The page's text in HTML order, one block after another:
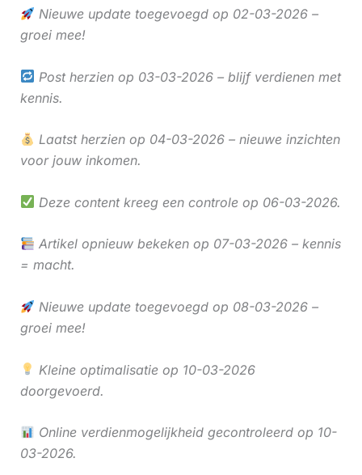
Nieuwe update toegevoegd op 02-03-2026 –
groei mee!
Post herzien op 03-03-2026 – blijf verdienen met
kennis.
Laatst herzien op 04-03-2026 – nieuwe inzichten
voor jouw inkomen.
Deze content kreeg een controle op 06-03-2026.
Artikel opnieuw bekeken op 07-03-2026 – kennis
= macht.
Nieuwe update toegevoegd op 08-03-2026 –
groei mee!
Kleine optimalisatie op 10-03-2026
doorgevoerd.
Online verdienmogelijkheid gecontroleerd op 10-
03-2026.